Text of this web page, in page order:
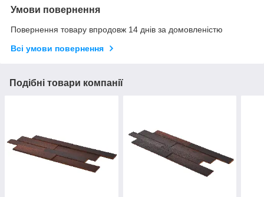
Умови повернення
Повернення товару впродовж 14 днів за домовленістю
Всі умови повернення
Подібні товари компанії